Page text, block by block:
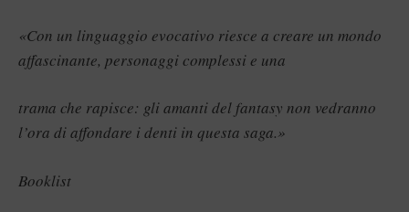
«Con un linguaggio evocativo riesce a creare un mondo
affascinante, personaggi complessi e una
trama che rapisce: gli amanti del fantasy non vedranno
l’ora di affondare i denti in questa saga.»
Booklist